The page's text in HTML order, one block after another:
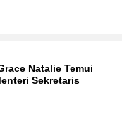
Natalie Temui
Sekretaris